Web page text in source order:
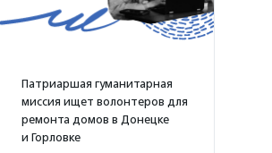
Патриаршая гуманитарная
миссия ищет волонтеров для
ремонта домов в Донецке
и Горловке